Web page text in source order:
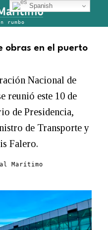
obras en el puerto
Nacional de
reunió este 10 de
de Presidencia,
de Transporte y
Falero.
Marítimo
Spanish